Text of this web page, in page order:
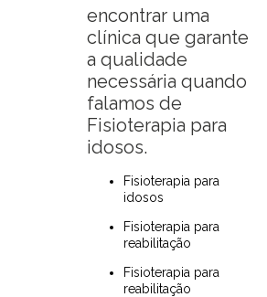
encontrar uma
clínica que garante
a qualidade
necessária quando
falamos de
Fisioterapia para
idosos.
Fisioterapia para
idosos
Fisioterapia para
reabilitação
Fisioterapia para
reabilitação